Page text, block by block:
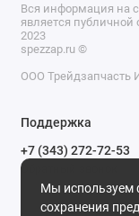
Мы используем
сохранения
Вся информация на
является
2023
spezzap.ru ©️
ООО Трейдзапчасть
Поддержка
+7 (343) 272-72-53
Обратный звонок
620030, г.